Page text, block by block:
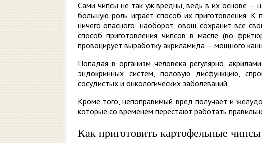
Сами чипсы не так уж вредны, ведь в их основе —
большую роль играет способ их приготовления.
ничего опасного: наоборот, овощ сохранит все
способ приготовления чипсов в масле (во
провоцирует выработку акриламида — мощного
Попадая в организм человека регулярно,
эндокринных систем, половую дисфункцию,
сосудистых и онкологических заболеваний.
Кроме того, непоправимый вред получает и
которые со временем перестают работать
Как приготовить картофельные чипсы